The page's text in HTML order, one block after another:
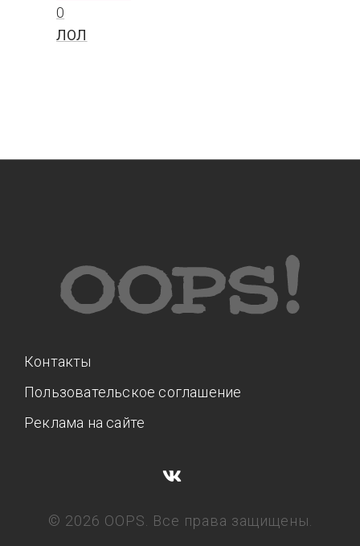
0
ЛОЛ
Контакты
Пользовательское соглашение
Реклама на сайте
© 2026 OOPS. Все права защищены.